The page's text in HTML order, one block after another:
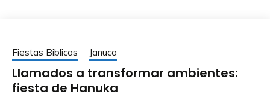
Fiestas Biblicas Januca
Llamados a transformar ambientes:
fiesta de Hanuka